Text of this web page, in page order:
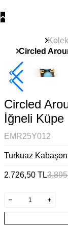
Circled
Yeni Ürün
Circled
İğneli Küpe
EMR25Y012
Turkuaz
2.726,50 TL